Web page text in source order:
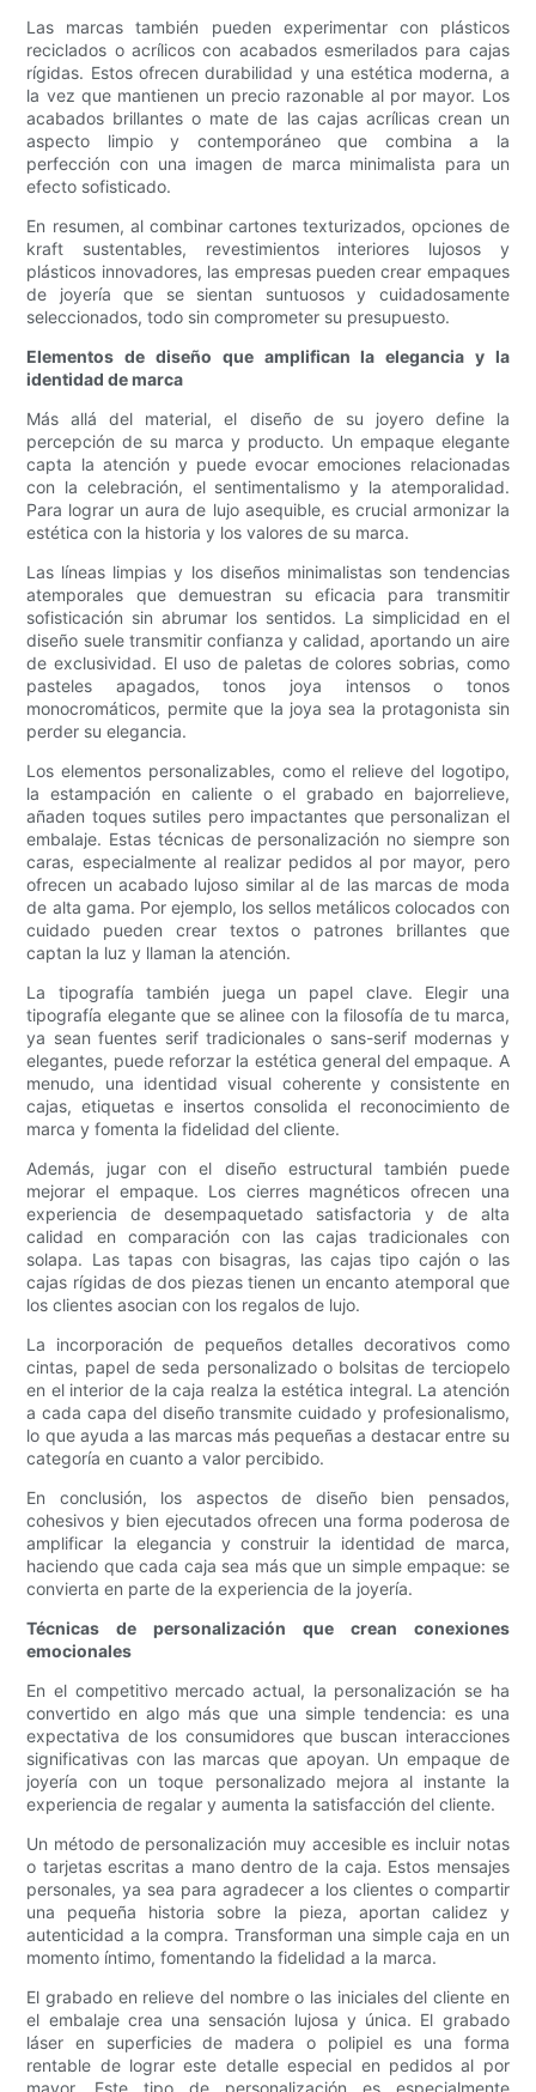
Las marcas también pueden experimentar con plásticos
reciclados o acrílicos con acabados esmerilados para cajas
rígidas. Estos ofrecen durabilidad y una estética moderna, a
la vez que mantienen un precio razonable al por mayor. Los
acabados brillantes o mate de las cajas acrílicas crean un
aspecto limpio y contemporáneo que combina a la
perfección con una imagen de marca minimalista para un
efecto sofisticado.
En resumen, al combinar cartones texturizados, opciones de
kraft sustentables, revestimientos interiores lujosos y
plásticos innovadores, las empresas pueden crear empaques
de joyería que se sientan suntuosos y cuidadosamente
seleccionados, todo sin comprometer su presupuesto.
Elementos de diseño que amplifican la elegancia y la
identidad de marca
Más allá del material, el diseño de su joyero define la
percepción de su marca y producto. Un empaque elegante
capta la atención y puede evocar emociones relacionadas
con la celebración, el sentimentalismo y la atemporalidad.
Para lograr un aura de lujo asequible, es crucial armonizar la
estética con la historia y los valores de su marca.
Las líneas limpias y los diseños minimalistas son tendencias
atemporales que demuestran su eficacia para transmitir
sofisticación sin abrumar los sentidos. La simplicidad en el
diseño suele transmitir confianza y calidad, aportando un aire
de exclusividad. El uso de paletas de colores sobrias, como
pasteles apagados, tonos joya intensos o tonos
monocromáticos, permite que la joya sea la protagonista sin
perder su elegancia.
Los elementos personalizables, como el relieve del logotipo,
la estampación en caliente o el grabado en bajorrelieve,
añaden toques sutiles pero impactantes que personalizan el
embalaje. Estas técnicas de personalización no siempre son
caras, especialmente al realizar pedidos al por mayor, pero
ofrecen un acabado lujoso similar al de las marcas de moda
de alta gama. Por ejemplo, los sellos metálicos colocados con
cuidado pueden crear textos o patrones brillantes que
captan la luz y llaman la atención.
La tipografía también juega un papel clave. Elegir una
tipografía elegante que se alinee con la filosofía de tu marca,
ya sean fuentes serif tradicionales o sans-serif modernas y
elegantes, puede reforzar la estética general del empaque. A
menudo, una identidad visual coherente y consistente en
cajas, etiquetas e insertos consolida el reconocimiento de
marca y fomenta la fidelidad del cliente.
Además, jugar con el diseño estructural también puede
mejorar el empaque. Los cierres magnéticos ofrecen una
experiencia de desempaquetado satisfactoria y de alta
calidad en comparación con las cajas tradicionales con
solapa. Las tapas con bisagras, las cajas tipo cajón o las
cajas rígidas de dos piezas tienen un encanto atemporal que
los clientes asocian con los regalos de lujo.
La incorporación de pequeños detalles decorativos como
cintas, papel de seda personalizado o bolsitas de terciopelo
en el interior de la caja realza la estética integral. La atención
a cada capa del diseño transmite cuidado y profesionalismo,
lo que ayuda a las marcas más pequeñas a destacar entre su
categoría en cuanto a valor percibido.
En conclusión, los aspectos de diseño bien pensados,
cohesivos y bien ejecutados ofrecen una forma poderosa de
amplificar la elegancia y construir la identidad de marca,
haciendo que cada caja sea más que un simple empaque: se
convierta en parte de la experiencia de la joyería.
Técnicas de personalización que crean conexiones
emocionales
En el competitivo mercado actual, la personalización se ha
convertido en algo más que una simple tendencia: es una
expectativa de los consumidores que buscan interacciones
significativas con las marcas que apoyan. Un empaque de
joyería con un toque personalizado mejora al instante la
experiencia de regalar y aumenta la satisfacción del cliente.
Un método de personalización muy accesible es incluir notas
o tarjetas escritas a mano dentro de la caja. Estos mensajes
personales, ya sea para agradecer a los clientes o compartir
una pequeña historia sobre la pieza, aportan calidez y
autenticidad a la compra. Transforman una simple caja en un
momento íntimo, fomentando la fidelidad a la marca.
El grabado en relieve del nombre o las iniciales del cliente en
el embalaje crea una sensación lujosa y única. El grabado
láser en superficies de madera o polipiel es una forma
rentable de lograr este detalle especial en pedidos al por